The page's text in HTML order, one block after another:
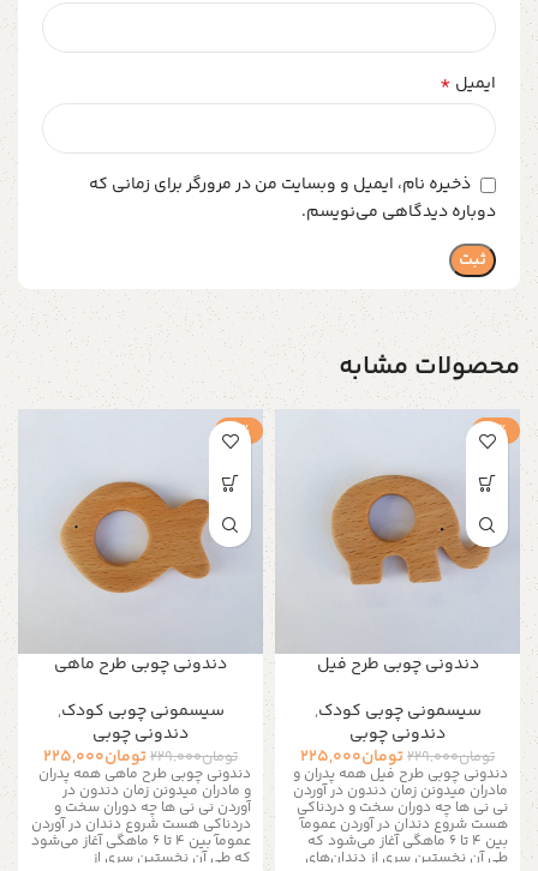
ایمیل *
ذخیره نام، ایمیل و وبسایت من در مرورگر برای زمانی که
دوباره دیدگاهی می‌نویسم.
محصولات مشابه
-2%
دندونی چوبی طرح فیل
سیسمونی چوبی کودک,
دندونی چوبی
تومان229,000تومان225,000
دندونی چوبی طرح فیل همه پدران و
مادران میدونن زمان دندون در آوردن
نی نی ها چه دوران سخت و دردناکی
هست شروع دندان در آوردن عمومآ
بین ۴ تا ۶ ماهگی آغاز می‌شود که
طی آن نخستین سری از دندان‌های
-2%
دندونی چوبی طرح ماهی
سیسمونی چوبی کودک,
دندونی چوبی
تومان229,000تومان225,000
دندونی چوبی طرح ماهی همه پدران
و مادران میدونن زمان دندون در
آوردن نی نی ها چه دوران سخت و
دردناکی هست شروع دندان در آوردن
عمومآ بین ۴ تا ۶ ماهگی آغاز می‌شود
که طی آن نخستین سری از